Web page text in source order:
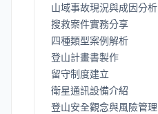
山域事故現況與成因分析
搜救案件實務分享
四種類型案例解析
登山計畫書製作
留守制度建立
衛星通訊設備介紹
登山安全觀念與風險管理